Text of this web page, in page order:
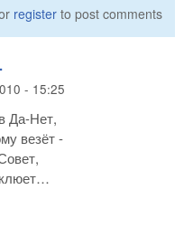
register to post comments
- 15:25
Да-Нет,
везёт -